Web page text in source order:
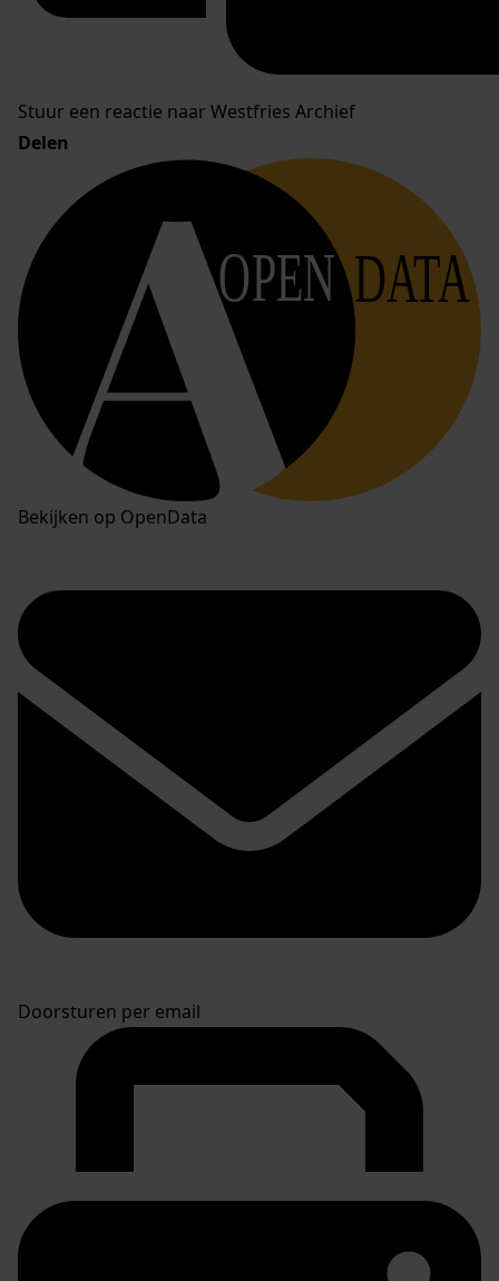
Stuur een reactie naar Westfries Archief
Delen
OPEN DATA
Bekijken op OpenData
Doorsturen per email